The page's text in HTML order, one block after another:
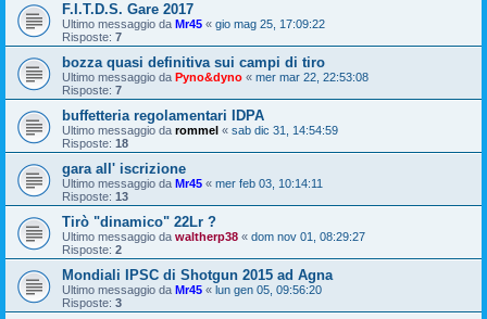
F.I.T.D.S. Gare 2017
Ultimo messaggio da Mr45 « gio mag 25, 17:09:22
Risposte: 7
bozza quasi definitiva sui campi di tiro
Ultimo messaggio da Pyno&dyno « mer mar 22, 22:53:08
Risposte: 7
buffetteria regolamentari IDPA
Ultimo messaggio da rommel « sab dic 31, 14:54:59
Risposte: 18
gara all' iscrizione
Ultimo messaggio da Mr45 « mer feb 03, 10:14:11
Risposte: 13
Tirò "dinamico" 22Lr ?
Ultimo messaggio da waltherp38 « dom nov 01, 08:29:27
Risposte: 2
Mondiali IPSC di Shotgun 2015 ad Agna
Ultimo messaggio da Mr45 « lun gen 05, 09:56:20
Risposte: 3